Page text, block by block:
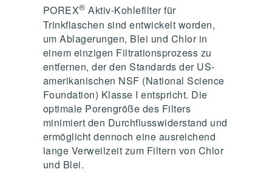
POREX® Aktiv-Kohlefilter für
Trinkflaschen sind entwickelt worden,
um Ablagerungen, Blei und Chlor in
einem einzigen Filtrationsprozess zu
entfernen, der den Standards der US-
amerikanischen NSF (National Science
Foundation) Klasse I entspricht. Die
optimale Porengröße des Filters
minimiert den Durchflusswiderstand und
ermöglicht dennoch eine ausreichend
lange Verweilzeit zum Filtern von Chlor
und Blei.